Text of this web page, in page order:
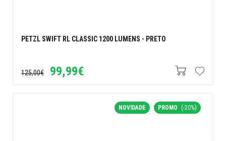
PETZL SWIFT RL CLASSIC 1200 LUMENS - PRETO
125,00€ 99,99€
NOVIDADE PROMO (-20%)